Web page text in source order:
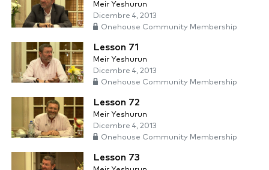
Meir Yeshurun
Dicembre 4, 2013
Onehouse Community Membership
Lesson 71
Meir Yeshurun
Dicembre 4, 2013
Onehouse Community Membership
Lesson 72
Meir Yeshurun
Dicembre 4, 2013
Onehouse Community Membership
Lesson 73